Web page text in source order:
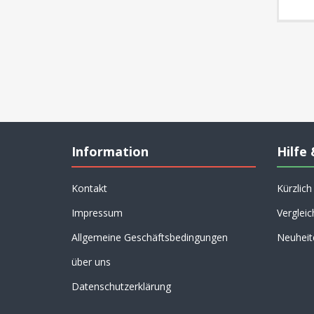
Information
Kontakt
Impressum
Allgemeine Geschäftsbedingungen
über uns
Datenschutzerklärung
Hilfe